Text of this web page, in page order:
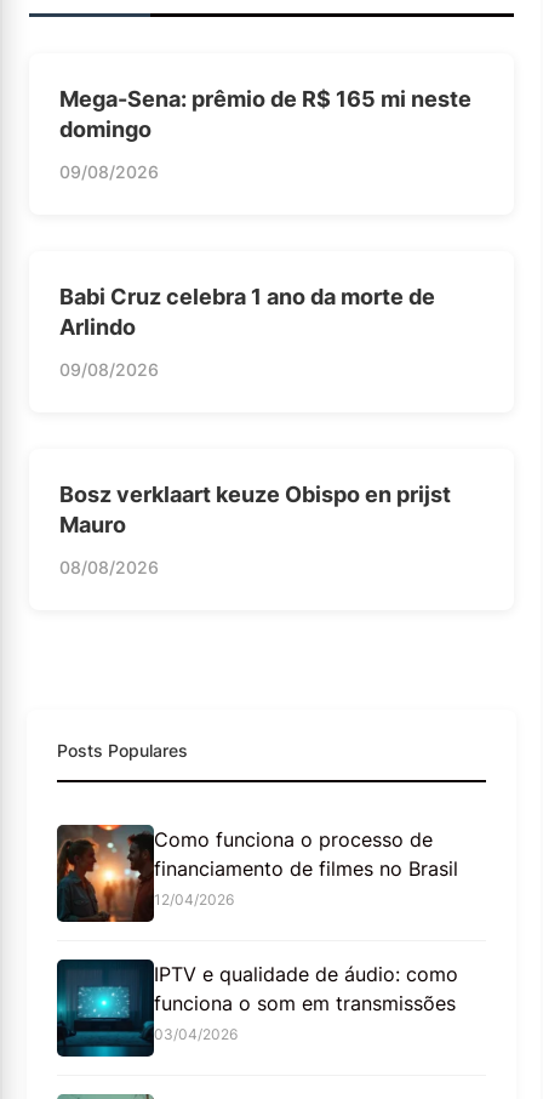
Mega-Sena: prêmio de R$ 165 mi neste
domingo
09/08/2026
Babi Cruz celebra 1 ano da morte de
Arlindo
09/08/2026
Bosz verklaart keuze Obispo en prijst
Mauro
08/08/2026
Posts Populares
Como funciona o processo de
financiamento de filmes no Brasil
12/04/2026
IPTV e qualidade de áudio: como
funciona o som em transmissões
03/04/2026